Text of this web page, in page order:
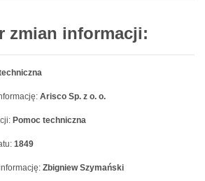
zmian informacji:
Arisco Sp. z o. o.
Pomoc techniczna
1849
Zbigniew Szymański